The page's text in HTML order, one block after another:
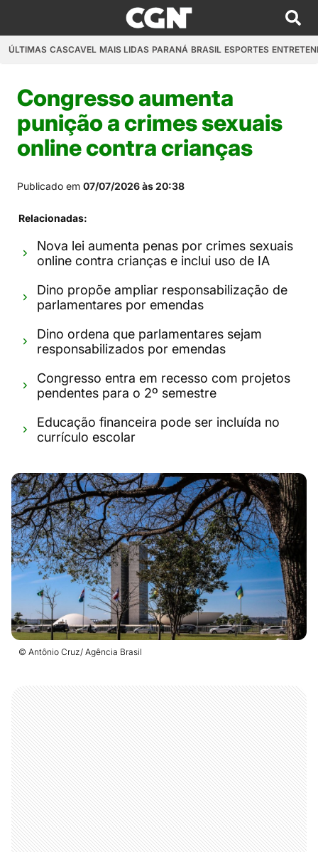
ÚLTIMAS CASCAVEL MAIS LIDAS PARANÁ BRASIL ESPORTES
Congresso aumenta
punição a crimes sexuais
online contra crianças
Publicado em 07/07/2026 às 20:38
Relacionadas:
Nova lei aumenta penas por crimes sexuais
online contra crianças e inclui uso de IA
Dino propõe ampliar responsabilização de
parlamentares por emendas
Dino ordena que parlamentares sejam
responsabilizados por emendas
Congresso entra em recesso com projetos
pendentes para o 2º semestre
Educação financeira pode ser incluída no
currículo escolar
© Antônio Cruz/ Agência Brasil